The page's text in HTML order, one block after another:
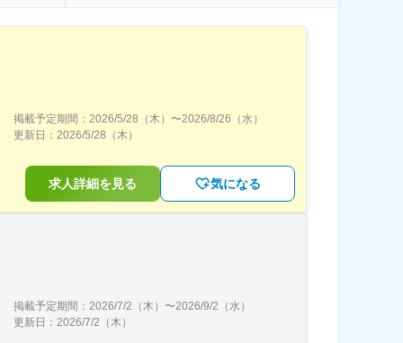
掲載予定期間： 2026/5/28（木） 〜2026/8/26（水）
更新日： 2026/5/28（木）
求人詳細を見る 気になる
掲載予定期間： 2026/7/2（木） 〜2026/9/2（水）
更新日： 2026/7/2（木）